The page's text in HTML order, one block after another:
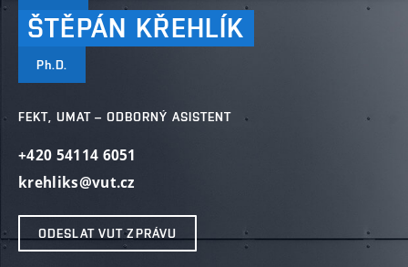
ŠTĚPÁN KŘEHLÍK
Ph.D.
FEKT, UMAT – ODBORNÝ ASISTENT
+420 54114 6051
krehliks@vut.cz
ODESLAT VUT ZPRÁVU